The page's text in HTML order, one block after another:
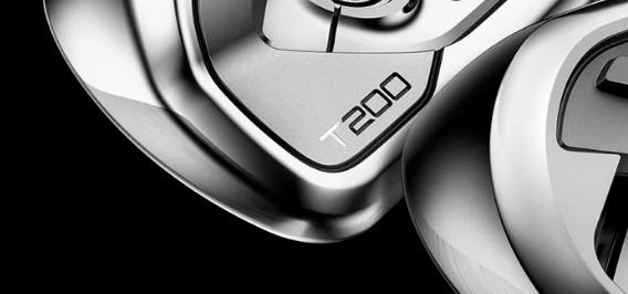
FAIRWAY WOODS フェアウェイウッド
HYBRIDS ハイブリッド
IRONS アイアン
ウェッジ